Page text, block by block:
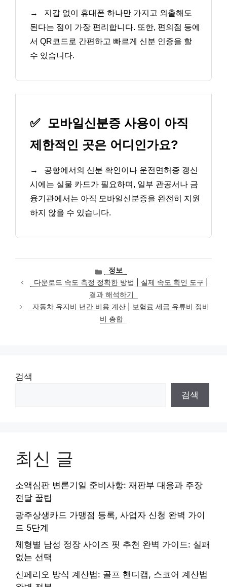
→
지갑 없이 휴대폰 하나만 가지고 외출해도
된다는 점이 가장 편리합니다. 또한, 편의점 등에
서 QR코드로 간편하고 빠르게 신분 인증을 할
수 있습니다.
✅ 모바일신분증 사용이 아직
제한적인 곳은 어디인가요?
→
공항에서의 신분 확인이나 운전면허증 갱신
시에는 실물 카드가 필요하며, 일부 관공서나 금
융기관에서는 아직 모바일신분증을 완전히 지원
하지 않을 수 있습니다.
카
테
고
리
정보
다운로드 속도 측정 정확한 방법 | 실제 속도 확인 도구 |
결과 해석하기
자동차 유지비 년간 비용 계산 | 보험료 세금 유류비 정비
비 총합
검색
검색
최신 글
소액심판 변론기일 준비사항: 재판부 대응과 주장
전달 꿀팁
광주상생카드 가맹점 등록, 사업자 신청 완벽 가이
드 5단계
체형별 남성 정장 사이즈 핏 추천 완벽 가이드: 실패
없는 선택
신페리오 방식 계산법: 골프 핸디캡, 스코어 계산법